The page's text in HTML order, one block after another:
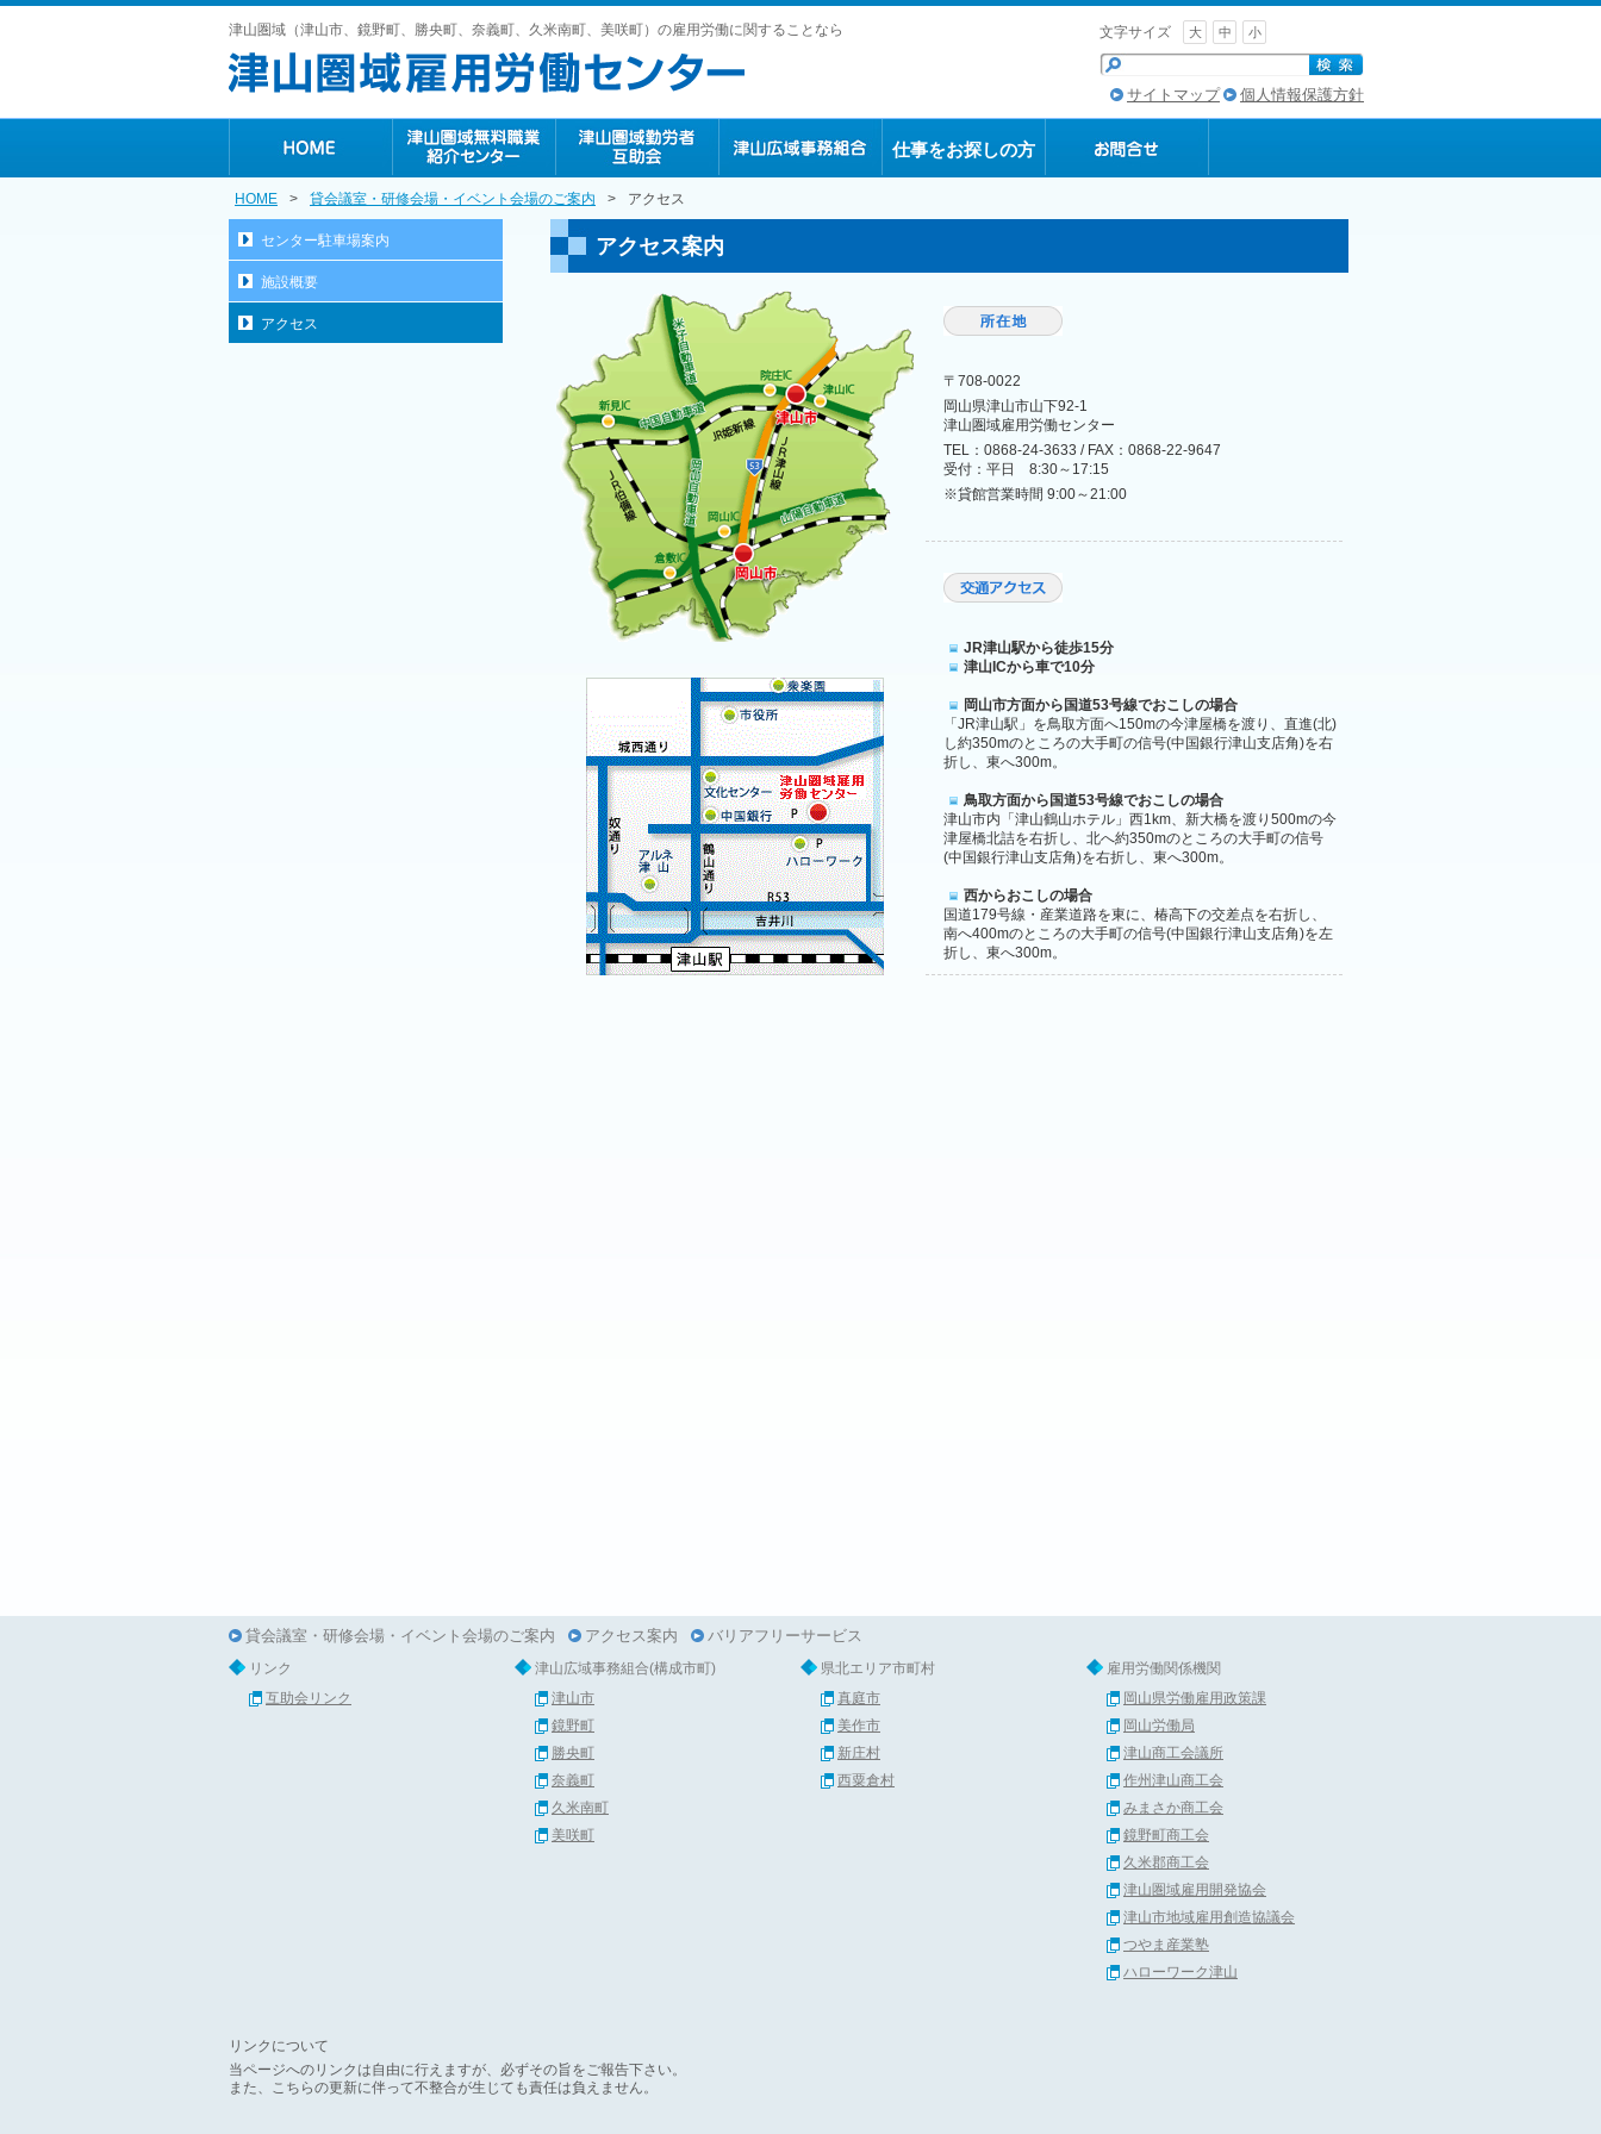
津山圏域（津山市、鏡野町、勝央町、奈義町、久米南町、美咲町）の雇用労働に関することなら 文字サイズ 大 中 小
サイトマップ 個人情報保護方針
仕事をお探しの方
HOME > 貸会議室・研修会場・イベント会場のご案内 > アクセス
センター駐車場案内
施設概要
アクセス
アクセス案内
〒708-0022
岡山県津山市山下92-1
津山圏域雇用労働センター
TEL：0868-24-3633 / FAX：0868-22-9647
受付：平日 8:30～17:15
※貸館営業時間 9:00～21:00
JR津山駅から徒歩15分
津山ICから車で10分
岡山市方面から国道53号線でおこしの場合
「JR津山駅」を鳥取方面へ150mの今津屋橋を渡り、直進(北)
し約350mのところの大手町の信号(中国銀行津山支店角)を右
折し、東へ300m。
鳥取方面から国道53号線でおこしの場合
津山市内「津山鶴山ホテル」西1km、新大橋を渡り500mの今
津屋橋北詰を右折し、北へ約350mのところの大手町の信号
(中国銀行津山支店角)を右折し、東へ300m。
西からおこしの場合
国道179号線・産業道路を東に、椿高下の交差点を右折し、
南へ400mのところの大手町の信号(中国銀行津山支店角)を左
折し、東へ300m。
貸会議室・研修会場・イベント会場のご案内 アクセス案内 バリアフリーサービス
リンク
互助会リンク
津山広域事務組合(構成市町)
津山市
鏡野町
勝央町
奈義町
久米南町
美咲町
県北エリア市町村
真庭市
美作市
新庄村
西粟倉村
雇用労働関係機関
岡山県労働雇用政策課
岡山労働局
津山商工会議所
作州津山商工会
みまさか商工会
鏡野町商工会
久米郡商工会
津山圏域雇用開発協会
津山市地域雇用創造協議会
つやま産業塾
ハローワーク津山
リンクについて
当ページへのリンクは自由に行えますが、必ずその旨をご報告下さい。
また、こちらの更新に伴って不整合が生じても責任は負えません。